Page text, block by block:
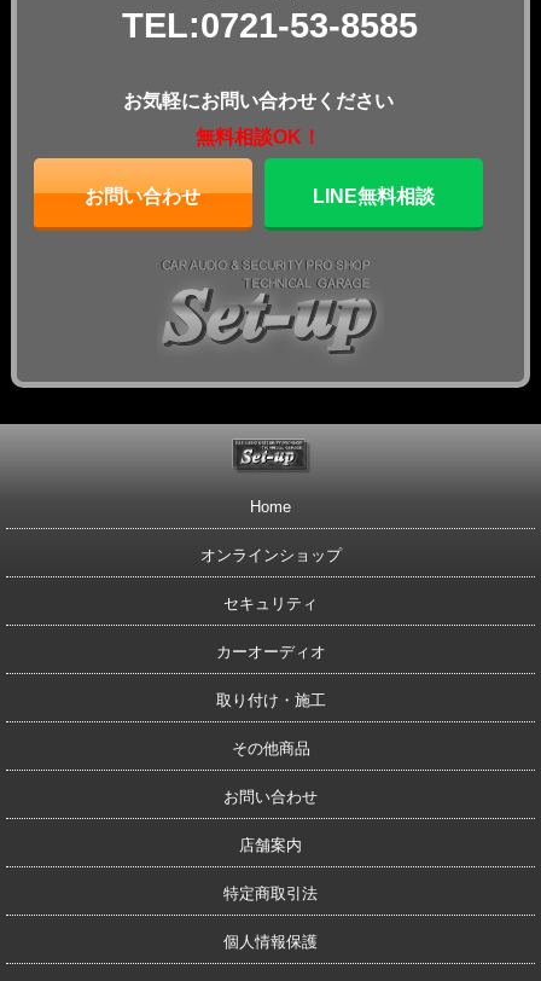
TEL:0721-53-8585
お気軽にお問い合わせください
無料相談OK！
お問い合わせ LINE無料相談
Home
オンラインショップ
セキュリティ
カーオーディオ
取り付け・施工
その他商品
お問い合わせ
店舗案内
特定商取引法
個人情報保護